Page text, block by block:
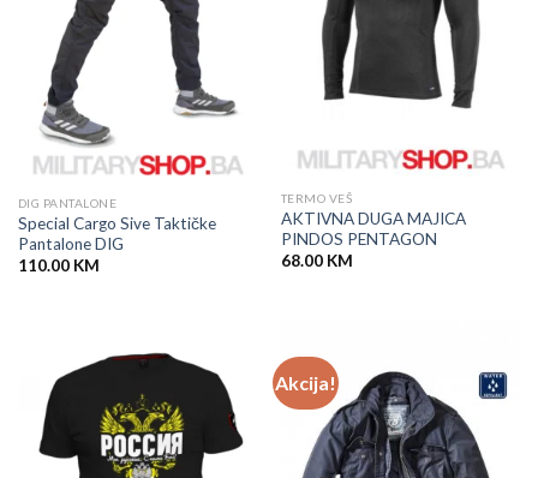
DIG PANTALONE
Special Cargo Sive Taktičke
Pantalone DIG
110.00 KM
TERMO VEŠ
AKTIVNA DUGA MAJICA
PINDOS PENTAGON
68.00 KM
Akcija!